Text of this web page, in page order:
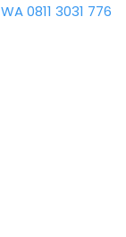
WA 0811 3031 776